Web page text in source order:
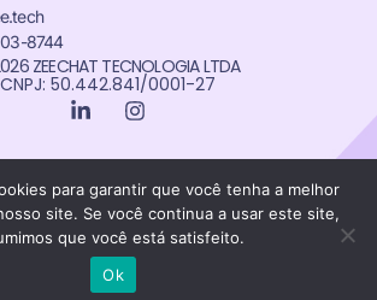
8744
ZEECHAT TECNOLOGIA LTDA
CNPJ: 50.442.841/0001-27
Política de Privacidade
Termos de Uso
para garantir que você tenha a melhor
site. Se você continua a usar este site,
que você está satisfeito.
Ok